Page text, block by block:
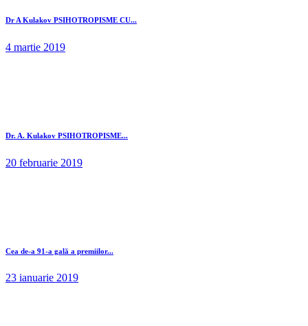
Dr A Kulakov PSIHOTROPISME CU...
4 martie 2019
Dr. A. Kulakov PSIHOTROPISME...
20 februarie 2019
Cea de-a 91-a gală a premiilor...
23 ianuarie 2019